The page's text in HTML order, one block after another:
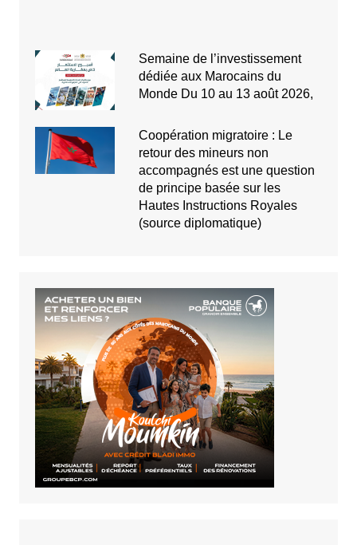
Semaine de l’investissement
dédiée aux Marocains du
Monde Du 10 au 13 août 2026,
Coopération migratoire : Le
retour des mineurs non
accompagnés est une question
de principe basée sur les
Hautes Instructions Royales
(source diplomatique)